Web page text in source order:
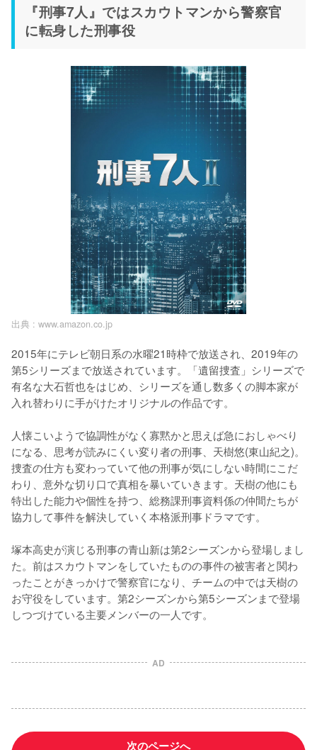
『刑事7人』ではスカウトマンから警察官
に転身した刑事役
出典 : www.amazon.co.jp
2015年にテレビ朝日系の水曜21時枠で放送され、2019年の
第5シリーズまで放送されています。「遺留捜査」シリーズで
有名な大石哲也をはじめ、シリーズを通し数多くの脚本家が
入れ替わりに手がけたオリジナルの作品です。
人懐こいようで協調性がなく寡黙かと思えば急におしゃべり
になる、思考が読みにくい変り者の刑事、天樹悠(東山紀之)。
捜査の仕方も変わっていて他の刑事が気にしない時間にこだ
わり、意外な切り口で真相を暴いていきます。天樹の他にも
特出した能力や個性を持つ、総務課刑事資料係の仲間たちが
協力して事件を解決していく本格派刑事ドラマです。
塚本高史が演じる刑事の青山新は第2シーズンから登場しまし
た。前はスカウトマンをしていたものの事件の被害者と関わ
ったことがきっかけで警察官になり、チームの中では天樹の
お守役をしています。第2シーズンから第5シーズンまで登場
しつづけている主要メンバーの一人です。
AD
次のページへ